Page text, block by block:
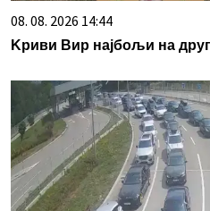
08. 08. 2026 14:44
Kриви Вир најбољи на